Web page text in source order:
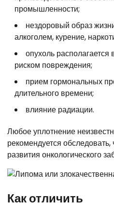
промышленности;
нездоровый образ
алкоголем, курение,
опухоль
риском повреждения;
прием гормональных
длительного времени;
влияние радиации.
Любое уплотнение
рекомендуется
развития онкологического
Как отличить